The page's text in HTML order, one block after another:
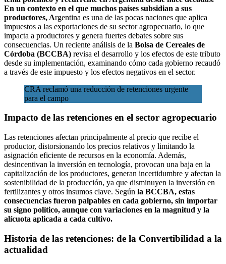
En un contexto en el que muchos países subsidian a sus
productores, Argentina es una de las pocas naciones que aplica
impuestos a las exportaciones de su sector agropecuario, lo que
impacta a productores y genera fuertes debates sobre sus
consecuencias. Un reciente análisis de la Bolsa de Cereales de
Córdoba (BCCBA) revisa el desarrollo y los efectos de este tributo
desde su implementación, examinando cómo cada gobierno recaudó
a través de este impuesto y los efectos negativos en el sector.
CRA reclamó una reducción de retenciones urgente
para el campo
Impacto de las retenciones en el sector agropecuario
Las retenciones afectan principalmente al precio que recibe el
productor, distorsionando los precios relativos y limitando la
asignación eficiente de recursos en la economía. Además,
desincentivan la inversión en tecnología, provocan una baja en la
capitalización de los productores, generan incertidumbre y afectan la
sostenibilidad de la producción, ya que disminuyen la inversión en
fertilizantes y otros insumos clave. Según la BCCBA, estas
consecuencias fueron palpables en cada gobierno, sin importar
su signo político, aunque con variaciones en la magnitud y la
alícuota aplicada a cada cultivo.
Historia de las retenciones: de la Convertibilidad a la
actualidad